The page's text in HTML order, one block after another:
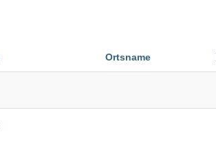
Ortsname